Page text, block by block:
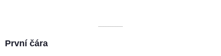
––––––––––
První čára